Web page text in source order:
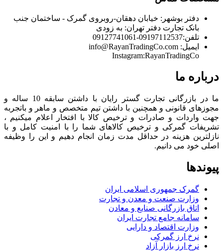
دفتر بوشهر: خیابان دهقان-روبروی گمرک - ساختمان جنب
بانک تجارت دفتر تهران: به زودی
تلفن:09197112537-09127741061
ایمیل: info@RayanTradingCo.com
Instagram:RayanTradingCo
درباره ما
ما در بازرگانی تجارت گستر رایان با داشتن سابقه 10 ساله و
مجوزهای قانونی و همچنین با داشتن تیم متخصص و ماهر و باتجربه
جهت واردات و صادرات و ترخیص کالا با افتخار اعلام میکنیم ،
تشریفات گمرکی و ترخیص کالاهای شما را با امنیت کامل و با
نازلترین هزینه در حداقل مدت زمان انجام دهیم و این را وظیفه
اصلی خود می دانیم.
پیوندها
گمرک جمهوری اسلامی ایران
وزارت صنعت و معدن و تجارت
اتاق بازرگانی صنایع و معادن
سامانه جامع تجارت ایران
وزارت اقتصاد و دارایی
نرخ ارز گمرکی
نرخ ارز بازار آزاد